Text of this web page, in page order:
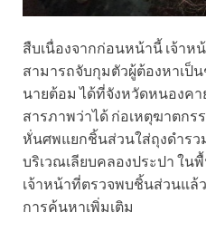
สืบเนื่องจากก่อนหน้านี้ เจ้าห
สามารถจับกุมตัวผู้ต้องหาเป็
นายต้อม ได้ที่จังหวัดหนองคา
สารภาพว่าได้ ก่อเหตุฆาตก
หั่นศพแยกชิ้นส่วนใส่ถุงดำรว
บริเวณเลียบคลองประปา ใ
เจ้าหน้าที่ตรวจพบชิ้นส่วนแล้
การค้นหาเพิ่มเติม